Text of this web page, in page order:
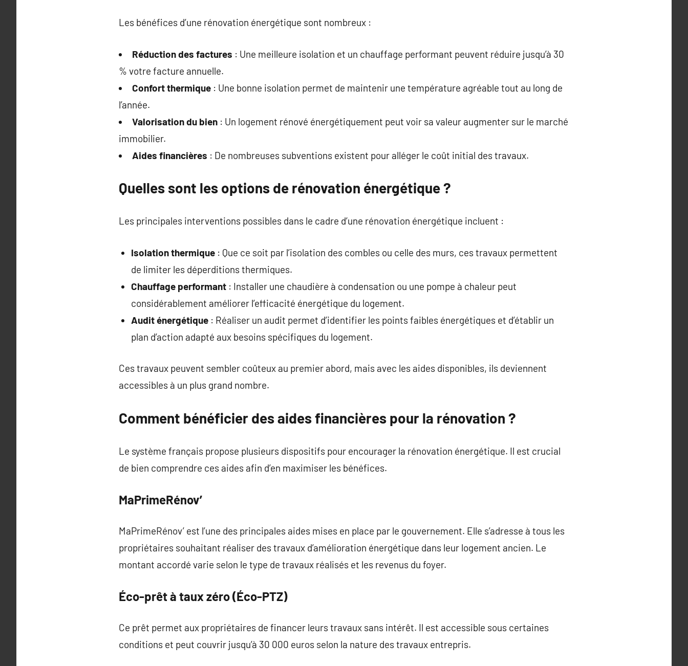
Les bénéfices d’une rénovation énergétique sont nombreux :
Réduction des factures : Une meilleure isolation et un chauffage performant peuvent réduire jusqu’à 30
% votre facture annuelle.
Confort thermique : Une bonne isolation permet de maintenir une température agréable tout au long de
l’année.
Valorisation du bien : Un logement rénové énergétiquement peut voir sa valeur augmenter sur le marché
immobilier.
Aides financières : De nombreuses subventions existent pour alléger le coût initial des travaux.
Quelles sont les options de rénovation énergétique ?
Les principales interventions possibles dans le cadre d’une rénovation énergétique incluent :
Isolation thermique: Que ce soit par l’isolation des combles ou celle des murs, ces travaux permettent
de limiter les déperditions thermiques.
Chauffage performant: Installer une chaudière à condensation ou une pompe à chaleur peut
considérablement améliorer l’efficacité énergétique du logement.
Audit énergétique: Réaliser un audit permet d’identifier les points faibles énergétiques et d’établir un
plan d’action adapté aux besoins spécifiques du logement.
Ces travaux peuvent sembler coûteux au premier abord, mais avec les aides disponibles, ils deviennent
accessibles à un plus grand nombre.
Comment bénéficier des aides financières pour la rénovation ?
Le système français propose plusieurs dispositifs pour encourager la rénovation énergétique. Il est crucial
de bien comprendre ces aides afin d’en maximiser les bénéfices.
MaPrimeRénov’
MaPrimeRénov’ est l’une des principales aides mises en place par le gouvernement. Elle s’adresse à tous les
propriétaires souhaitant réaliser des travaux d’amélioration énergétique dans leur logement ancien. Le
montant accordé varie selon le type de travaux réalisés et les revenus du foyer.
Éco-prêt à taux zéro (Éco-PTZ)
Ce prêt permet aux propriétaires de financer leurs travaux sans intérêt. Il est accessible sous certaines
conditions et peut couvrir jusqu’à 30 000 euros selon la nature des travaux entrepris.